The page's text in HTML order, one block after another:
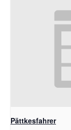
Pättkesfahrer